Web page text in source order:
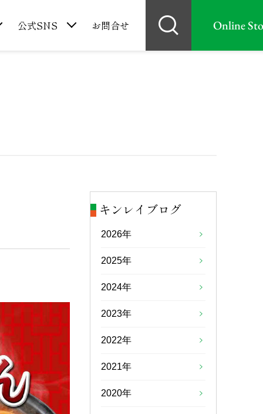
公式SNS お問合せ Online
キンレイブログ
2026年
2025年
2024年
2023年
2022年
2021年
2020年